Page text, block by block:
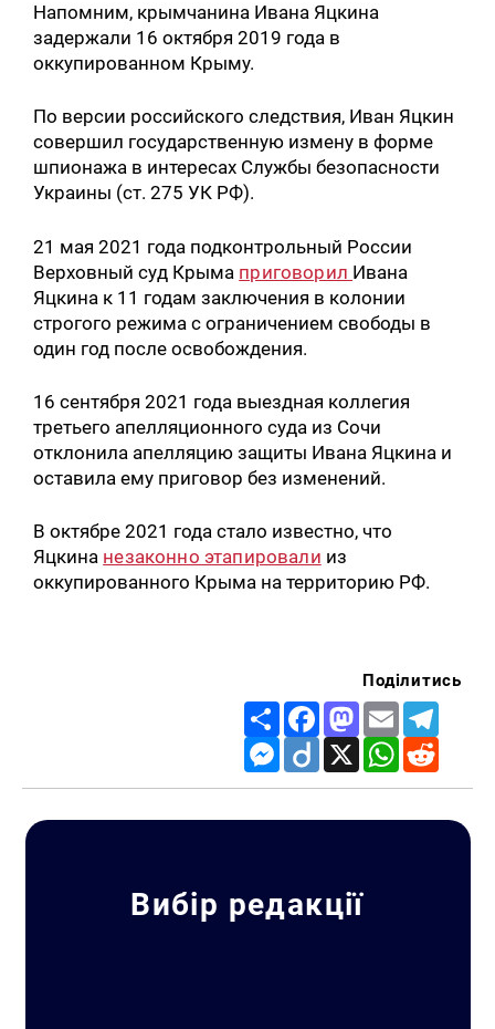
Напомним, крымчанина Ивана Яцкина
задержали 16 октября 2019 года в
оккупированном Крыму.
По версии российского следствия, Иван Яцкин
совершил государственную измену в форме
шпионажа в интересах Службы безопасности
Украины (ст. 275 УК РФ).
21 мая 2021 года подконтрольный России
Верховный суд Крыма приговорил Ивана
Яцкина к 11 годам заключения в колонии
строгого режима с ограничением свободы в
один год после освобождения.
16 сентября 2021 года выездная коллегия
третьего апелляционного суда из Сочи
отклонила апелляцию защиты Ивана Яцкина и
оставила ему приговор без изменений.
В октябре 2021 года стало известно, что
Яцкина незаконно этапировали из
оккупированного Крыма на территорию РФ.
Поділитись
Share FacebookMastodon
Email
Messenger
Diigo X WhatsApp
Вибір редакції